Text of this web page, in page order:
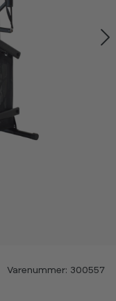
Varenummer: 300557